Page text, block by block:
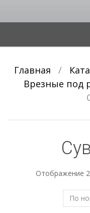
Главная /
Врезные под
Отображение